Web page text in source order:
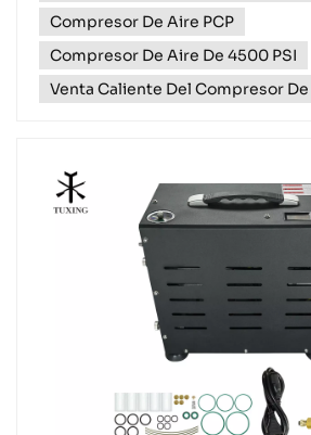
Compresor De Aire PCP
Compresor De Aire De 4500 PSI
Venta Caliente Del Compresor De